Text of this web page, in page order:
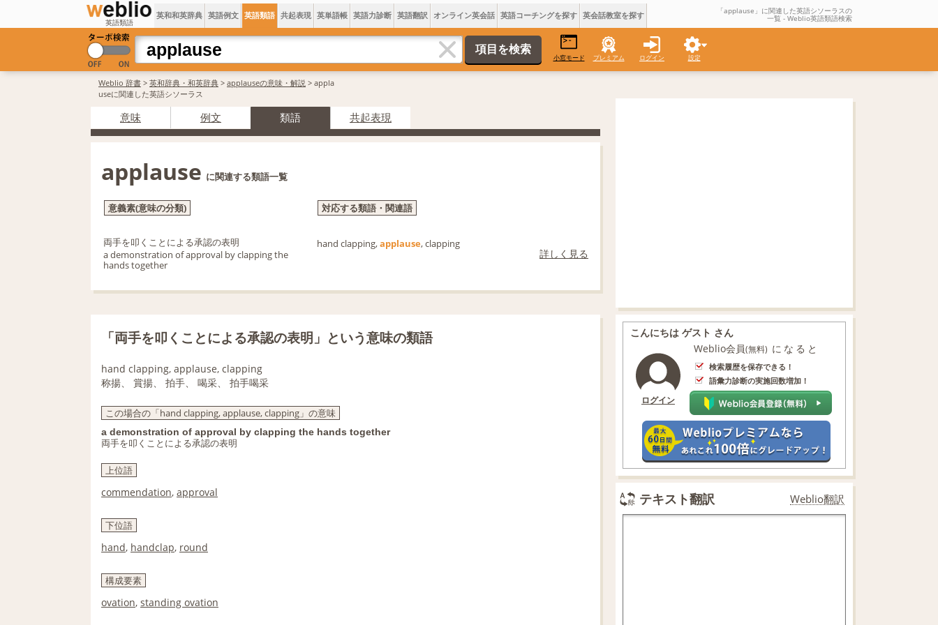
英語類語
英和和英辞典 英語例文 英語類語 共起表現 英単語帳 英語力診断 英語翻訳 オンライン英会話 英語コーチングを探す 英会話教室を探す 「applause」に関連した英語シソーラスの
一覧 - Weblio英語類語検索
小窓モード プレミアム ログイン 設定
Weblio 辞書 > 英和辞典・和英辞典 > applauseの意味・解説 > appla
useに関連した英語シソーラス
意味 例文 類語 共起表現
applause に関連する類語一覧
意義素(意味の分類) 対応する類語・関連語
両手を叩くことによる承認の表明
a demonstration of approval by clapping the
hands together
hand clapping,applause, clapping
詳しく見る
「両手を叩くことによる承認の表明」という意味の類語
hand clapping, applause, clapping
称揚、 賞揚、 拍手、 喝采、 拍手喝采
この場合の「hand clapping, applause, clapping」の意味
a demonstration of approval by clapping the hands together
両手を叩くことによる承認の表明
上位語
commendation, approval
下位語
hand, handclap, round
構成要素
ovation, standing ovation
こんにちは ゲスト さん
ログイン
Weblio会員(無料) になると
検索履歴を保存できる！
語彙力診断の実施回数増加！
テキスト翻訳 Weblio翻訳